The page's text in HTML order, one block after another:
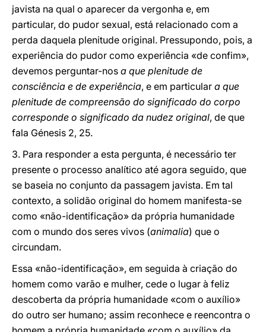
javista na qual o aparecer da vergonha e, em
particular, do pudor sexual, está relacionado com a
perda daquela plenitude original. Pressupondo, pois, a
experiência do pudor como experiência «de confim»,
devemos perguntar-nos a que plenitude de
consciência e de experiência, e em particular a que
plenitude de compreensão do significado do corpo
corresponde o significado da nudez original, de que
fala Génesis 2, 25.
3. Para responder a esta pergunta, é necessário ter
presente o processo analítico até agora seguido, que
se baseia no conjunto da passagem javista. Em tal
contexto, a solidão original do homem manifesta-se
como «não-identificação» da própria humanidade
com o mundo dos seres vivos (animalia) que o
circundam.
Essa «não-identificação», em seguida à criação do
homem como varão e mulher, cede o lugar à feliz
descoberta da própria humanidade «com o auxílio»
do outro ser humano; assim reconhece e reencontra o